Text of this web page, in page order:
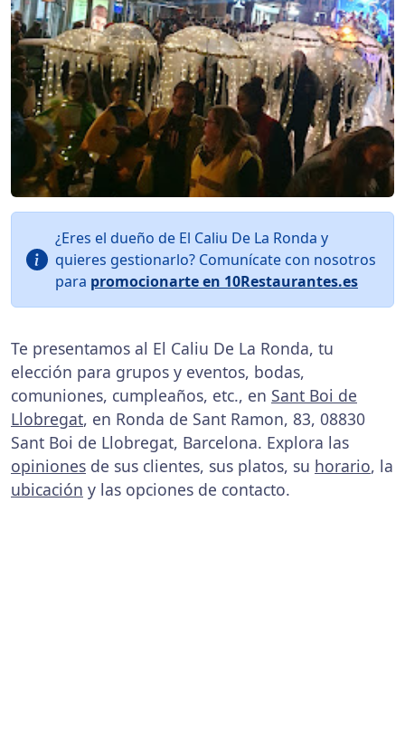
¿Eres el dueño de El Caliu De La Ronda y
quieres gestionarlo? Comunícate con nosotros
para promocionarte en 10Restaurantes.es
Te presentamos al El Caliu De La Ronda, tu
elección para grupos y eventos, bodas,
comuniones, cumpleaños, etc., en Sant Boi de
Llobregat, en Ronda de Sant Ramon, 83, 08830
Sant Boi de Llobregat, Barcelona. Explora las
opiniones de sus clientes, sus platos, su horario, la
ubicación y las opciones de contacto.